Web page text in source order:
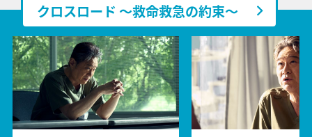
クロスロード ～救命救急の約束～